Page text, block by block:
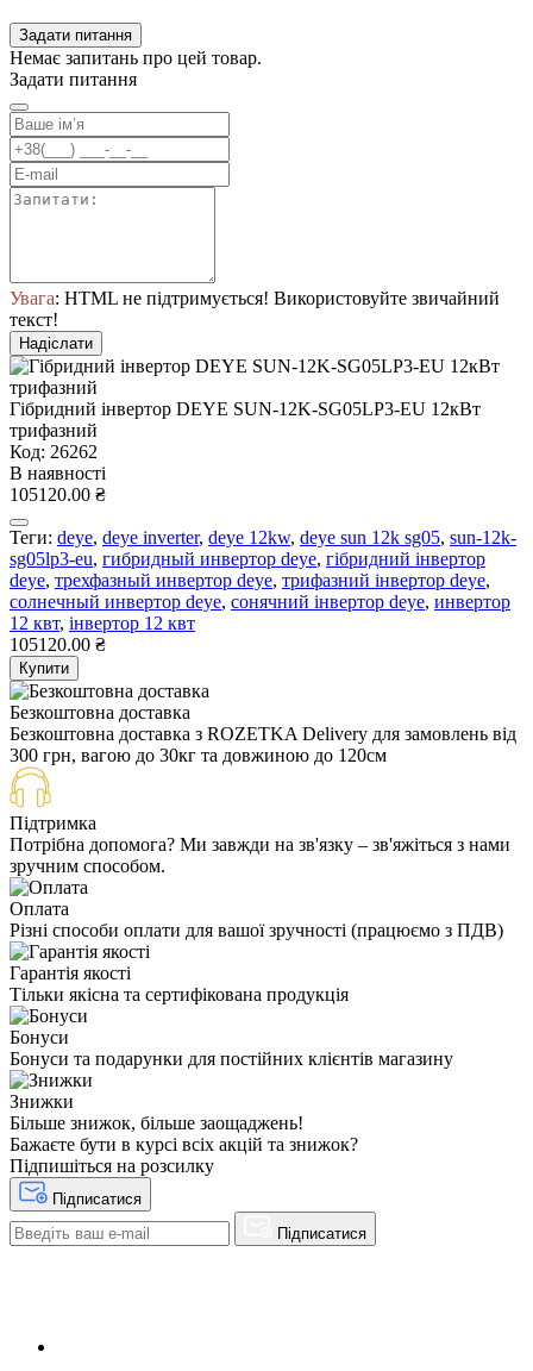
Задати питання
Немає запитань про цей товар.
Задати питання
Увага: HTML не підтримується! Використовуйте звичайний
текст!
Надіслати
Гібридний інвертор DEYE SUN-12K-SG05LP3-EU 12кВт
трифазний
Код: 26262
В наявності
105120.00 ₴
Теги: deye, deye inverter, deye 12kw, deye sun 12k sg05, sun-12k-
sg05lp3-eu, гибридный инвертор deye, гібридний інвертор
deye, трехфазный инвертор deye, трифазний інвертор deye,
солнечный инвертор deye, сонячний інвертор deye, инвертор
12 квт, інвертор 12 квт
105120.00 ₴
Купити
Безкоштовна доставка
Безкоштовна доставка з ROZETKA Delivery для замовлень від
300 грн, вагою до 30кг та довжиною до 120см
Підтримка
Потрібна допомога? Ми завжди на зв'язку – зв'яжіться з нами
зручним способом.
Оплата
Різні способи оплати для вашої зручності (працюємо з ПДВ)
Гарантія якості
Тільки якісна та сертифікована продукція
Бонуси
Бонуси та подарунки для постійних клієнтів магазину
Знижки
Більше знижок, більше заощаджень!
Бажаєте бути в курсі всіх акцій та знижок?
Підпишіться на розсилку
Підписатися
Підписатися